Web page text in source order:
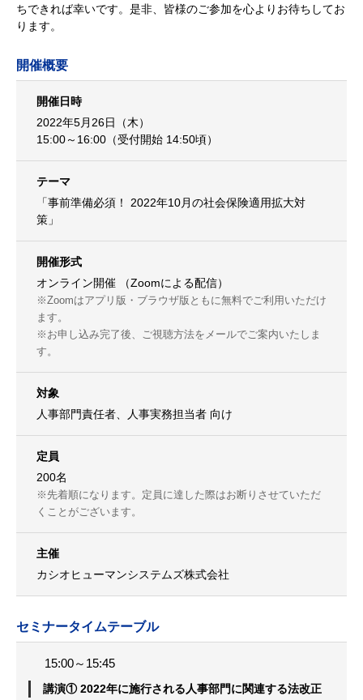
ちできれば幸いです。是非、皆様のご参加を心よりお待ちしてお
ります。
開催概要
開催日時
2022年5月26日（木）
15:00～16:00（受付開始 14:50頃）
テーマ
「事前準備必須！ 2022年10月の社会保険適用拡大対
策」
開催形式
オンライン開催 （Zoomによる配信）
※Zoomはアプリ版・ブラウザ版ともに無料でご利用いただけ
ます。
※お申し込み完了後、ご視聴方法をメールでご案内いたしま
す。
対象
人事部門責任者、人事実務担当者 向け
定員
200名
※先着順になります。定員に達した際はお断りさせていただ
くことがございます。
主催
カシオヒューマンシステムズ株式会社
セミナータイムテーブル
15:00～15:45
講演① 2022年に施行される人事部門に関連する法改正